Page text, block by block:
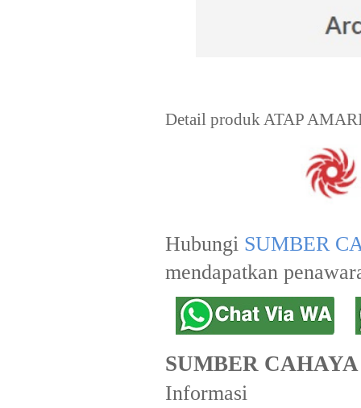
Detail produk ATAP
Hubungi SUMBER
mendapatkan
SUMBER
Informasi